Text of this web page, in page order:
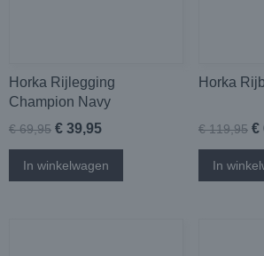
Horka Rijlegging
Champion Navy
€ 69,95 € 39,95
In winkelwagen
Horka
€ 119,95 €
In